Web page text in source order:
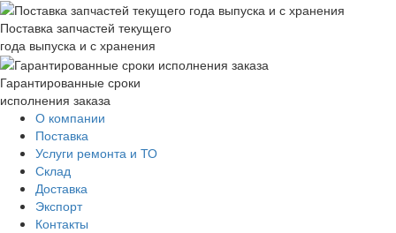
Поставка запчастей текущего
года выпуска и с хранения
Гарантированные сроки
исполнения заказа
О компании
Поставка
Услуги ремонта и ТО
Склад
Доставка
Экспорт
Контакты